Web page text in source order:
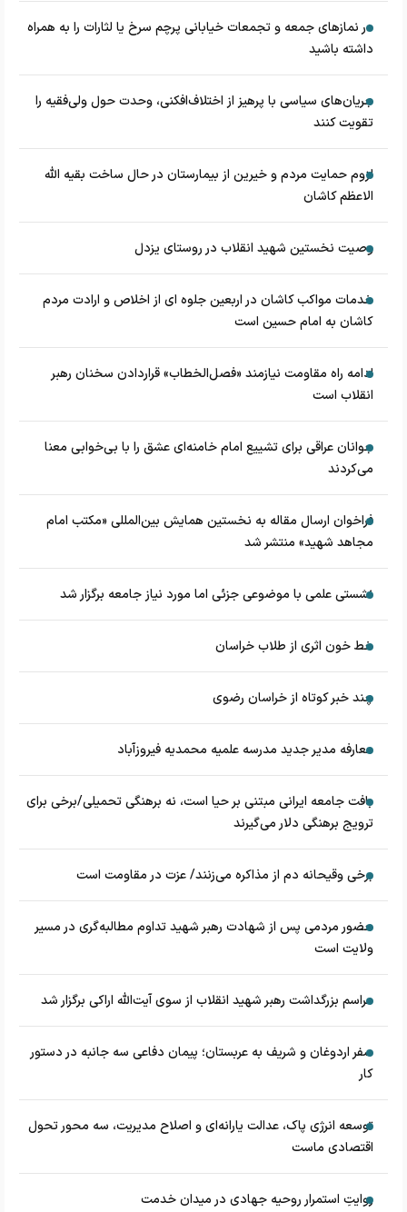
در نماز‌های جمعه و تجمعات خیابانی پرچم سرخ یا لثارات را به همراه
داشته باشید
جریان‌های سیاسی با پرهیز از اختلاف‌افکنی، وحدت حول ولی‌فقیه را
تقویت کنند
لزوم حمایت مردم و خیرین از بیمارستان در حال ساخت بقیه الله
الاعظم کاشان
وصیت نخستین شهید انقلاب در روستای یزدل
خدمات مواکب کاشان در اربعین جلوه ای از اخلاص و ارادت مردم
کاشان به امام حسین است
ادامه راه مقاومت نیازمند «فصل‌الخطاب» قراردادن سخنان رهبر
انقلاب است
جوانان عراقی برای تشییع امام خامنه‌ای عشق را با بی‌خوابی معنا
می‌کردند
فراخوان ارسال مقاله به نخستین همایش بین‌المللی «مکتب امام
مجاهد شهید» منتشر شد
نشستی علمی با موضوعی جزئی اما مورد نیاز جامعه برگزار شد
خط خون اثری از طلاب خراسان
چند خبر کوتاه از خراسان رضوی
معارفه مدیر جدید مدرسه علمیه محمدیه فیروزآباد
بافت جامعه ایرانی مبتنی بر حیا است، نه برهنگی تحمیلی/برخی برای
ترویج برهنگی دلار می‌گیرند
برخی وقیحانه دم از مذاکره می‌زنند/ عزت در مقاومت است
حضور مردمی پس از شهادت رهبر شهید تداوم مطالبه‌گری در مسیر
ولایت است
مراسم بزرگداشت رهبر شهید انقلاب از سوی آیت‌الله اراکی برگزار شد
سفر اردوغان و شریف به عربستان؛ پیمان دفاعی سه جانبه در دستور
کار
توسعه انرژی پاک، عدالت یارانه‌ای و اصلاح مدیریت، سه محور تحول
اقتصادی ماست
روایتِ استمرار روحیه جهادی در میدان خدمت